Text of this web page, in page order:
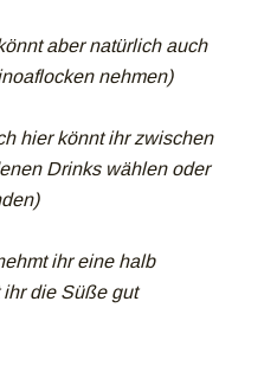
aber natürlich auch
nehmen)
hier könnt ihr zwischen
Drinks wählen oder
ihr eine halb
die Süße gut